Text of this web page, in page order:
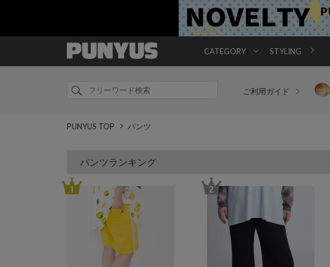
CATEGORY STYLING
ご利用ガイド
PUNYUS TOP パンツ
パンツランキング
1 2